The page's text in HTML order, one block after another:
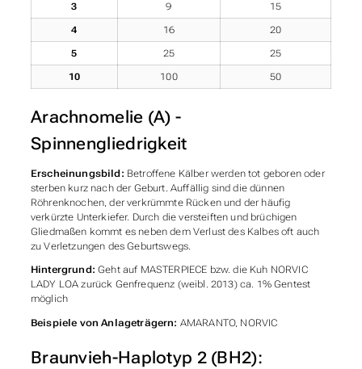
3 9 15
4 16 20
5 25 25
10 100 50
Arachnomelie (A) -
Spinnengliedrigkeit
Erscheinungsbild: Betroffene Kälber werden tot geboren oder
sterben kurz nach der Geburt. Auffällig sind die dünnen
Röhrenknochen, der verkrümmte Rücken und der häufig
verkürzte Unterkiefer. Durch die versteiften und brüchigen
Gliedmaßen kommt es neben dem Verlust des Kalbes oft auch
zu Verletzungen des Geburtswegs.
Hintergrund: Geht auf MASTERPIECE bzw. die Kuh NORVIC
LADY LOA zurück Genfrequenz (weibl. 2013) ca. 1% Gentest
möglich
Beispiele von Anlageträgern: AMARANTO, NORVIC
Braunvieh-Haplotyp 2 (BH2):